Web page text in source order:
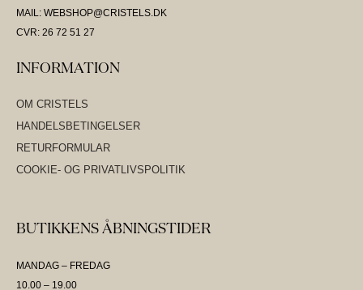
MAIL: WEBSHOP@CRISTELS.DK
CVR: 26 72 51 27
INFORMATION
OM CRISTELS
HANDELSBETINGELSER
RETURFORMULAR
COOKIE- OG PRIVATLIVSPOLITIK
BUTIKKENS ÅBNINGSTIDER
MANDAG – FREDAG
10.00 – 19.00